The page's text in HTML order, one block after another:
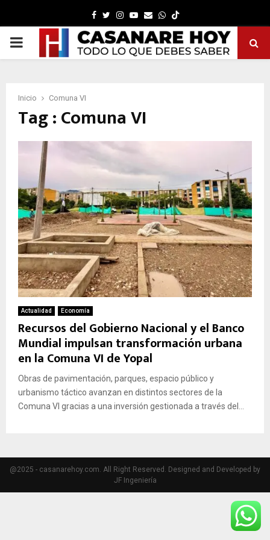
Facebook
TwitterInstagram
Youtube
EmailWhatsapp
PRIMARY
Inicio Comuna VI
Tag : Comuna VI
Actualidad Economía
Recursos del Gobierno Nacional y el Banco
Mundial impulsan transformación urbana
en la Comuna VI de Yopal
Obras de pavimentación, parques, espacio público y
urbanismo táctico avanzan en distintos sectores de la
Comuna VI gracias a una inversión gestionada a través del...
@2025 - casanarehoy.com. All Right Reserved. Designed and Developed by
JF Ingeniería